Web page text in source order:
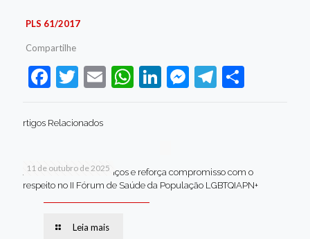
PLS 61/2017
Compartilhe
Facebook
Twitter
EmailWhatsApp
LinkedIn
Messenger
Telegram
Share
rtigos Relacionados
11 de outubro de 2025
Jaboatão celebra avanços e reforça compromisso com o
respeito no II Fórum de Saúde da População LGBTQIAPN+
Leia mais